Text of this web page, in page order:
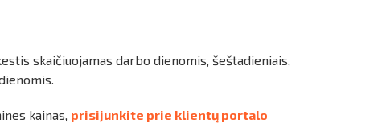
skaičiuojamas darbo dienomis, šeštadieniais,
kainas, prisijunkite prie klientų portalo